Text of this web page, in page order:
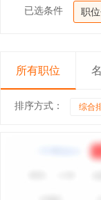
已选条件 职位
所有职位
排序方式： 综合